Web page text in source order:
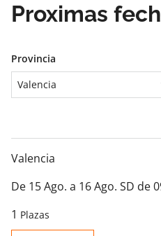
Proximas
Provincia
Valencia
Valencia
De 15 Ago. a 16 Ago. SD de
1 Plazas